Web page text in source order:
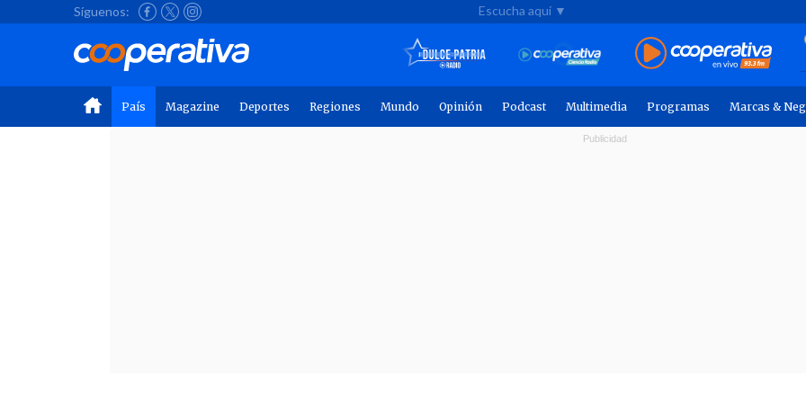
Síguenos: Escucha aquí ▼
País Magazine Deportes Regiones Mundo Opinión Podcast Multimedia Programas Marcas &